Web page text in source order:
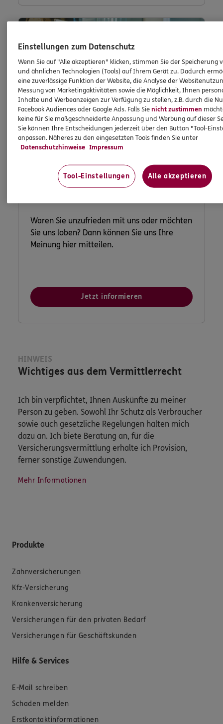
Beschwerde
Waren Sie unzufrieden mit uns oder möchten
Sie uns loben? Dann können Sie uns Ihre
Meinung hier mitteilen.
Jetzt informieren
HINWEIS
Wichtiges aus dem Vermittlerrecht
Ich bin verpflichtet, Ihnen Auskünfte zu meiner
Person zu geben. Sowohl Ihr Schutz als Verbraucher
sowie auch gesetzliche Regelungen halten mich
dazu an. Ich biete Beratung an, für die
Versicherungsvermittlung erhalte ich Provision,
ferner sonstige Zuwendungen.
Mehr Informationen
Produkte
Zahnversicherungen
Kfz-Versicherung
Krankenversicherung
Versicherungen für den privaten Bedarf
Versicherungen für Geschäftskunden
Hilfe & Services
E-Mail schreiben
Schaden melden
Erstkontaktinformationen
Einstellungen zum Datenschutz
Wenn Sie auf "Alle akzeptieren" klicken, stimmen Sie der Speicherung
und ähnlichen Technologien (Tools) auf Ihrem Gerät zu. Dadurch
eine zuverlässige Funktion der Website, die Analyse der
Messung von Marketingaktivitäten sowie die Möglichkeit, Ihnen
Inhalte und Werbeanzeigen zur Verfügung zu stellen, z.B. durch die
Facebook Audiences oder Google Ads. Falls Sienicht zustimmen
keine für Sie maßgeschneiderte Anpassung und Werbung auf dieser
Sie können Ihre Entscheidungen jederzeit über den Button "Tool-
anpassen. Näheres zu den eingesetzten Tools finden Sie unter
Datenschutzhinweise Impressum
Tool-Einstellungen Alle akzeptieren